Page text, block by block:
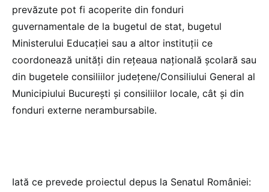
prevăzute pot fi acoperite din fonduri
guvernamentale de la bugetul de stat, bugetul
Ministerului Educației sau a altor instituții ce
coordonează unități din rețeaua națională școlară sau
din bugetele consiliilor județene/Consiliului General al
Municipiului București și consiliilor locale, cât și din
fonduri externe nerambursabile.
Iată ce prevede proiectul depus la Senatul României: